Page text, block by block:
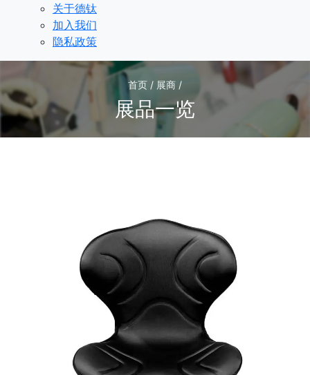
关于德钛
加入我们
隐私政策
首页 / 展商 /
展品一览